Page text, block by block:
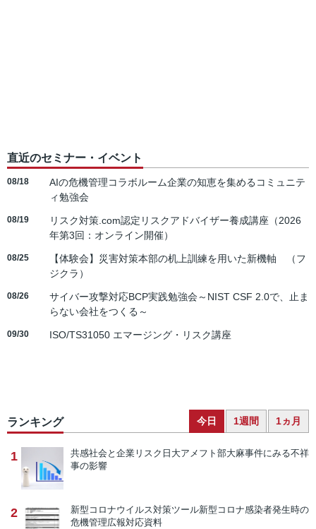
直近のセミナー・イベント
08/18
AIの危機管理コラボルーム企業の知恵を集めるコミュニテ
ィ勉強会
08/19
リスク対策.com認定リスクアドバイザー養成講座（2026
年第3回：オンライン開催）
08/25
【体験会】災害対策本部の机上訓練を用いた新機軸 （フ
ジクラ）
08/26
サイバー攻撃対応BCP実践勉強会～NIST CSF 2.0で、止ま
らない会社をつくる～
09/30 ISO/TS31050 エマージング・リスク講座
ランキング 今日 1週間 1ヵ月
1 共感社会と企業リスク 日大アメフト部大麻事件にみる不祥
事の影響
2 新型コロナウイルス対策ツール新型コロナ感染者発生時の
危機管理広報対応資料